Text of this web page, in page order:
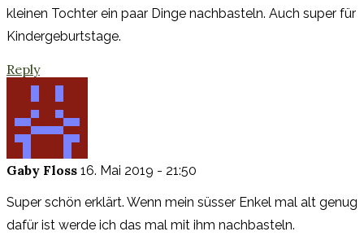
kleinen Tochter ein paar Dinge nachbasteln. Auch super für
Kindergeburtstage.
Reply
Gaby Floss 16. Mai 2019 - 21:50
Super schön erklärt. Wenn mein süsser Enkel mal alt genug
dafür ist werde ich das mal mit ihm nachbasteln.